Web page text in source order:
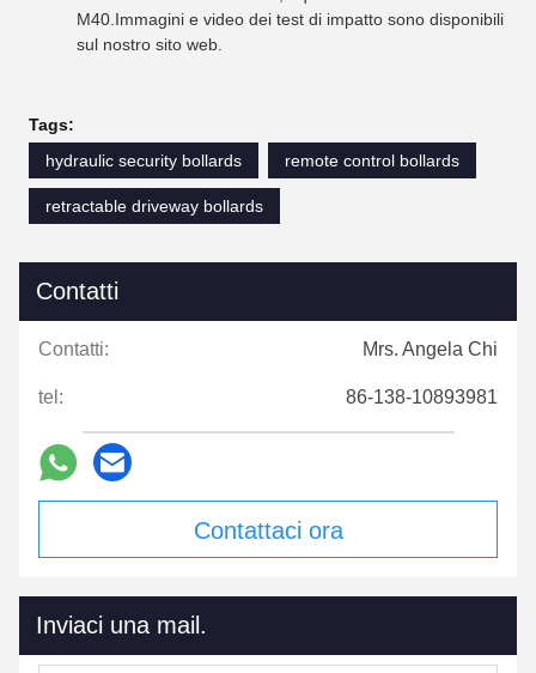
6800KGs/80KMH nel 2011.hanno nuovamente superato
le prove di impatto a 6800 kg/80 km/h e 1500 kg/100
sul nostro sito web.
hydraulic security bollards
retractable driveway bollards
Contatti
Contatti: